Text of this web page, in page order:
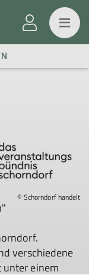
© Schorndorf handelt
verschiedene
einem